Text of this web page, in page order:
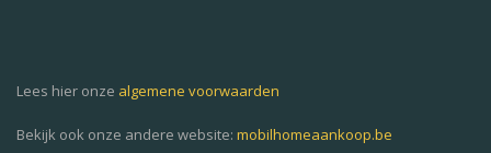
Lees hier onze algemene voorwaarden
Bekijk ook onze andere website: mobilhomeaankoop.be